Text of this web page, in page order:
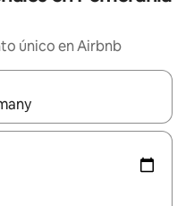
único en Airbnb
podrás navegar